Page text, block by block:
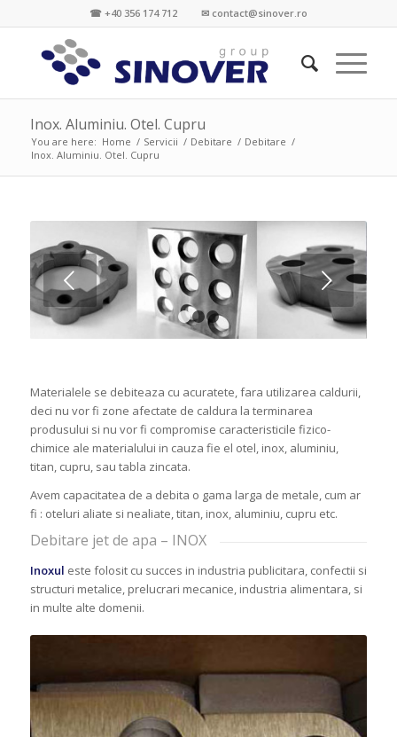
☎ +40 356 174 712 ✉ contact@sinover.ro
Inox. Aluminiu. Otel. Cupru
You are here: Home / Servicii / Debitare / Debitare /
Inox. Aluminiu. Otel. Cupru
Next
Materialele se debiteaza cu acuratete, fara utilizarea caldurii,
deci nu vor fi zone afectate de caldura la terminarea
produsului si nu vor fi compromise caracteristicile fizico-
chimice ale materialului in cauza fie el otel, inox, aluminiu,
titan, cupru, sau tabla zincata.
Avem capacitatea de a debita o gama larga de metale, cum ar
fi : oteluri aliate si nealiate, titan, inox, aluminiu, cupru etc.
Debitare jet de apa – INOX
Inoxul este folosit cu succes in industria publicitara, confectii si
structuri metalice, prelucrari mecanice, industria alimentara, si
in multe alte domenii.